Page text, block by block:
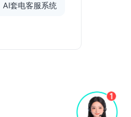
AI套电客服系统